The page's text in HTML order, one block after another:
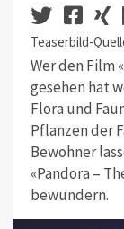
Teaserbild-
Wer den Film
gesehen hat
Flora und
Pflanzen der
Bewohner
«Pandora –
bewundern.